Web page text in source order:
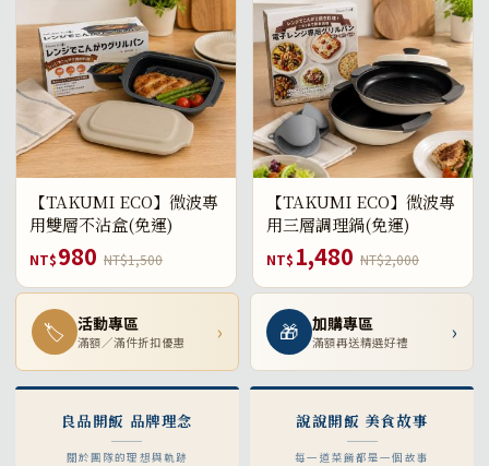
【TAKUMI ECO】微波專
用雙層不沾盒(免運)
NT$980 NT$1,500
【TAKUMI ECO】微波專
用三層調理鍋(免運)
NT$ 1,480 NT$2,000
🏷 活動專區
滿額／滿件折扣優惠 › 🎁 加購專區
滿額再送精選好禮 ›
良品開飯 品牌理念
關於團隊的理想與軌跡
說說開飯 美食故事
每一道菜餚都是一個故事